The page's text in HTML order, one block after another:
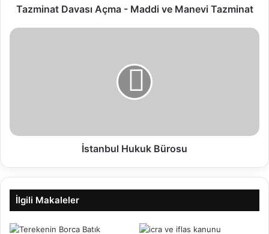
Tazminat Davası Açma - Maddi ve Manevi Tazminat
İstanbul Hukuk Bürosu
İlgili Makaleler